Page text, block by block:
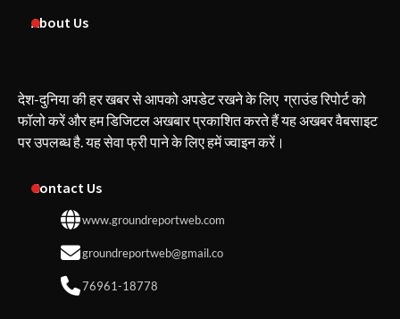
About Us
देश-दुनिया की हर खबर से आपको अपडेट रखने के लिए ग्राउंड रिपोर्ट को
फॉलो करें और हम डिजिटल अखबार प्रकाशित करते हैं यह अखबर वैबसाइट
पर उपलब्ध है. यह सेवा फ्री पाने के लिए हमें ज्वाइन करें।
Contact Us
www.groundreportweb.com
groundreportweb@gmail.co
76961-18778